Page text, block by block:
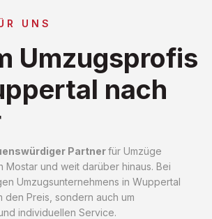
UNS
Umzugsprofis
nach
Partnerfür Umzüge
Mostar und weit darüber hinaus. Bei
Umzugsunternehmens in Wuppertal
den Preis, sondern auch um
individuellen Service.